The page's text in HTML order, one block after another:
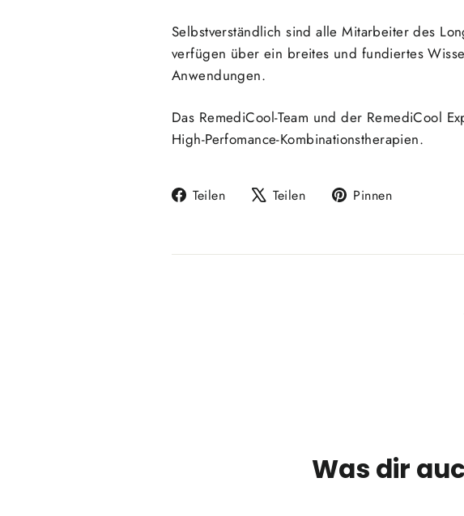
Selbstverständlich sind alle Mitarbeiter des
verfügen über ein breites und fundiertes
Anwendungen.
Das RemediCool-Team und der RemediCool
High-Perfomance-Kombinationstherapien.
Teilen
Auf
Teilen
Auf
Pinnen
Was dir